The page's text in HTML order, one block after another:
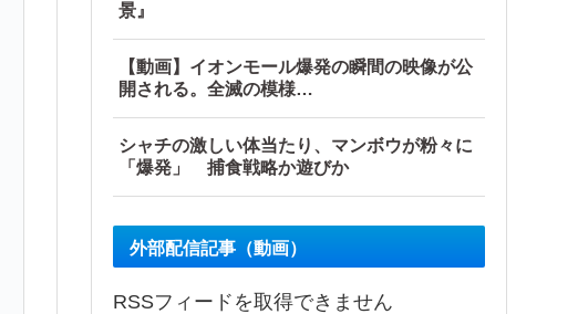
景』
【動画】イオンモール爆発の瞬間の映像が公
開される。全滅の模様…
シャチの激しい体当たり、マンボウが粉々に
「爆発」 捕食戦略か遊びか
外部配信記事（動画）
RSSフィードを取得できません